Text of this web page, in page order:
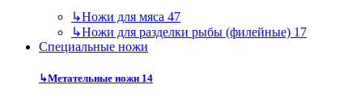
↳Ножи для мяса 47
↳Ножи для разделки рыбы (филейные) 17
Специальные ножи
↳Метательные ножи 14